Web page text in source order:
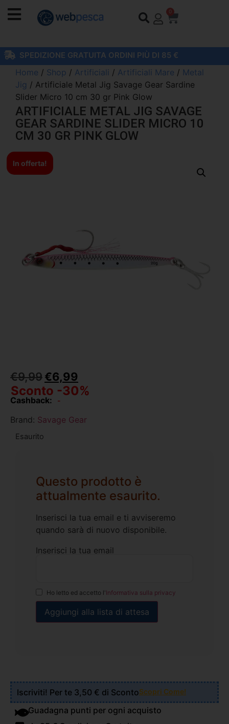
0
SPEDIZIONE GRATUITA ORDINI PIÙ DI 85 €
Home / Shop / Artificiali / Artificiali Mare / Metal
Jig / Artificiale Metal Jig Savage Gear Sardine
Slider Micro 10 cm 30 gr Pink Glow
ARTIFICIALE METAL JIG SAVAGE
GEAR SARDINE SLIDER MICRO 10
CM 30 GR PINK GLOW
In offerta!
€9,99€6,99
Sconto -30%
Cashback: -
Brand: Savage Gear
Esaurito
Questo prodotto è
attualmente esaurito.
Inserisci la tua email e ti avviseremo
quando sarà di nuovo disponibile.
Inserisci la tua email
Ho letto ed accetto l'Informativa sulla privacy
Iscriviti! Per te 3,50 € di ScontoScopri Come!
Guadagna punti per ogni acquisto